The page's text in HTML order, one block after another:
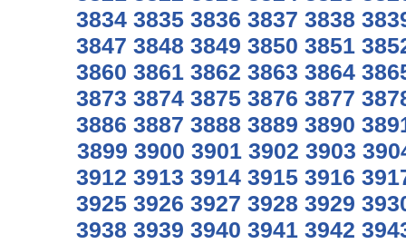
3834 3835 3836 3837 3838
3847 3848 3849 3850 3851
3860 3861 3862 3863 3864
3873 3874 3875 3876 3877
3886 3887 3888 3889 3890
3899 3900 3901 3902 3903
3912 3913 3914 3915 3916
3925 3926 3927 3928 3929
3938 3939 3940 3941 3942